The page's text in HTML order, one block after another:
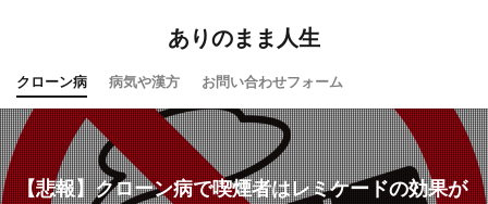
ありのまま人生
クローン病 病気や漢方 お問い合わせフォーム
【悲報】クローン病で喫煙者はレミケードの効果が